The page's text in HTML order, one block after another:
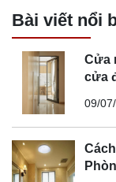
Bài viết nổi
Cửa
cửa
09/